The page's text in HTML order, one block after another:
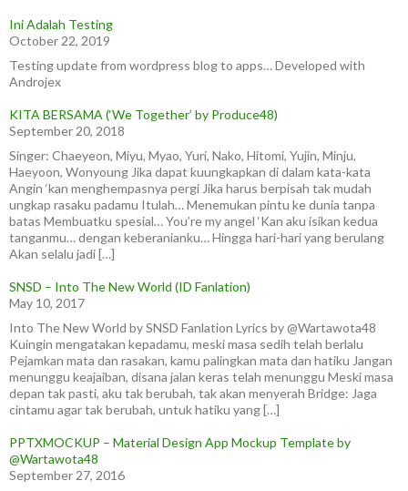
Ini Adalah Testing
October 22, 2019
Testing update from wordpress blog to apps… Developed with
Androjex
KITA BERSAMA (‘We Together’ by Produce48)
September 20, 2018
Singer: Chaeyeon, Miyu, Myao, Yuri, Nako, Hitomi, Yujin, Minju,
Haeyoon, Wonyoung Jika dapat kuungkapkan di dalam kata-kata
Angin ‘kan menghempasnya pergi Jika harus berpisah tak mudah
ungkap rasaku padamu Itulah… Menemukan pintu ke dunia tanpa
batas Membuatku spesial… You’re my angel ‘Kan aku isikan kedua
tanganmu… dengan keberanianku… Hingga hari-hari yang berulang
Akan selalu jadi […]
SNSD – Into The New World (ID Fanlation)
May 10, 2017
Into The New World by SNSD Fanlation Lyrics by @Wartawota48
Kuingin mengatakan kepadamu, meski masa sedih telah berlalu
Pejamkan mata dan rasakan, kamu palingkan mata dan hatiku Jangan
menunggu keajaiban, disana jalan keras telah menunggu Meski masa
depan tak pasti, aku tak berubah, tak akan menyerah Bridge: Jaga
cintamu agar tak berubah, untuk hatiku yang […]
PPTXMOCKUP – Material Design App Mockup Template by
@Wartawota48
September 27, 2016